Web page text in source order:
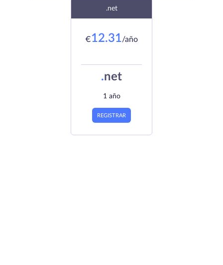
.net
€12.31/año
.net
1 año
REGISTRAR